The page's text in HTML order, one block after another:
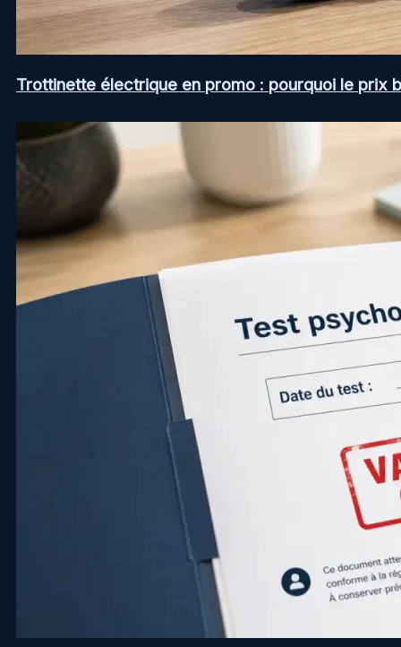
Trottinette électrique en promo : pourquoi le prix